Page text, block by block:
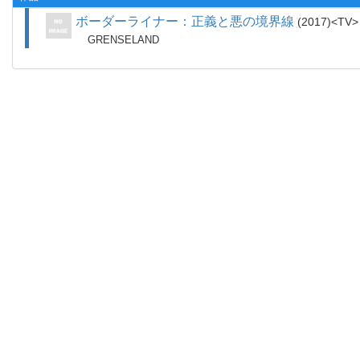
ボーダーライナー：正義と悪の境界線 2017 TV
GRENSELAND